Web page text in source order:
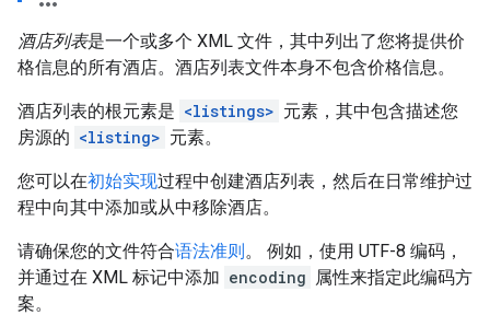
酒店列表是一个或多个 XML 文件，其中列出了您将提供价
格信息的所有酒店。酒店列表文件本身不包含价格信息。
酒店列表的根元素是 <listings> 元素，其中包含描述您
房源的 <listing> 元素。
您可以在初始实现过程中创建酒店列表，然后在日常维护过
程中向其中添加或从中移除酒店。
请确保您的文件符合语法准则。 例如，使用 UTF-8 编码，
并通过在 XML 标记中添加 encoding 属性来指定此编码方
案。